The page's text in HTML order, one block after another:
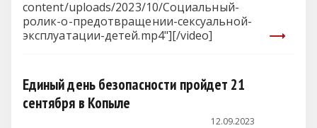
content/uploads/2023/10/Социальный-
ролик-о-предотвращении-сексуальной-
эксплуатации-детей.mp4"][/video]
Единый день безопасности пройдет 21
сентября в Копыле
12.09.2023